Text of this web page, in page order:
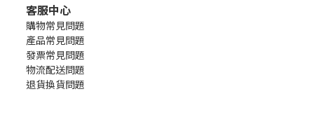
客服中心
購物常見問題
產品常見問題
發票常見問題
物流配送問題
退貨換貨問題